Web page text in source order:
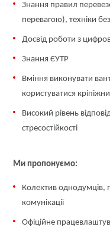
Знання правил
перевагою), техніки
Досвід роботи з
Знання ЄУТР
Вміння виконувати
користуватися
Високий рівень
стресостійкості
Ми пропонуємо:
Колектив однодумців,
комунікації
Офіційне